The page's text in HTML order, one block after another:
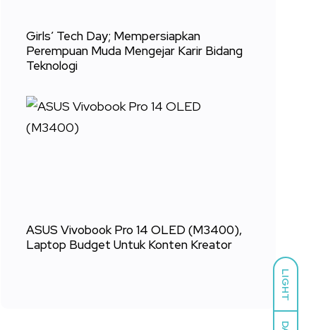
LIGHT
Girls’ Tech Day; Mempersiapkan
Perempuan Muda Mengejar Karir Bidang
Teknologi
ASUS Vivobook Pro 14 OLED (M3400),
Laptop Budget Untuk Konten Kreator